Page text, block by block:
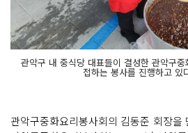
관악구 내 중식당 대표들이 결성한 관악구
접하는 봉사를 진행하고
관악구중화요리봉사회의 김동준 회장을